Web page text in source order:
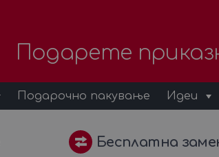
Подарете
Подарочно пакување Идеи
Бесплатна